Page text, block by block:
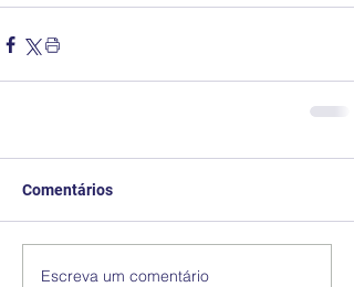
Comentários
Escreva um comentário